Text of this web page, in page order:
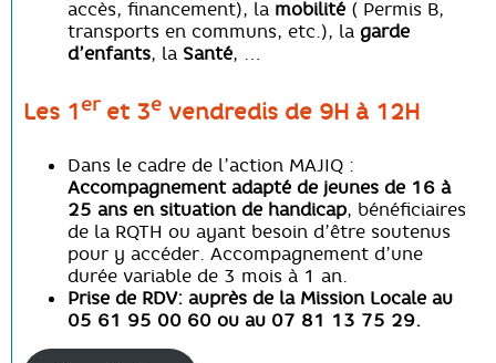
accès, financement), la mobilité ( Permis B,
transports en communs, etc.), la garde
d’enfants, la Santé, …
Les 1 er et 3e vendredis de 9H à 12H
Dans le cadre de l’action MAJIQ :
Accompagnement adapté de jeunes de 16 à
25 ans en situation de handicap, bénéficiaires
de la RQTH ou ayant besoin d’être soutenus
pour y accéder. Accompagnement d’une
durée variable de 3 mois à 1 an.
Prise de RDV: auprès de la Mission Locale au
05 61 95 00 60 ou au 07 81 13 75 29.